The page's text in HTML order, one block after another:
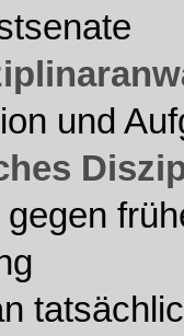
und